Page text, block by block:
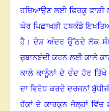
ਹਥਿਆਉਣ ਲਈ ਫਿਰਕੂ ਫਾਸ਼ੀ
ਘੋਰ ਪਿਛਾਖੜੀ ਹਥਕੰਡੇ
ਹੈ ।ਦੇਸ਼ ਅੰਦਰ ਉੱਠਦੇ ਲੋਕ
ਜ਼ੁਬਾਨਬੰਦੀ ਕਰਨ ਲਈ ਕਾਲੇ
ਕਾਲੇ ਕਾਨੂੰਨਾਂ ਦੇ ਦੰਦ ਹੋਰ
ਦਾ ਵਿਰੋਧ ਕਰਦੇ ਦਰਜਨਾਂ
ਹੱਕਾਂ ਦੇ ਕਾਰਕੁਨ ਜੇਲ੍ਹਾਂ